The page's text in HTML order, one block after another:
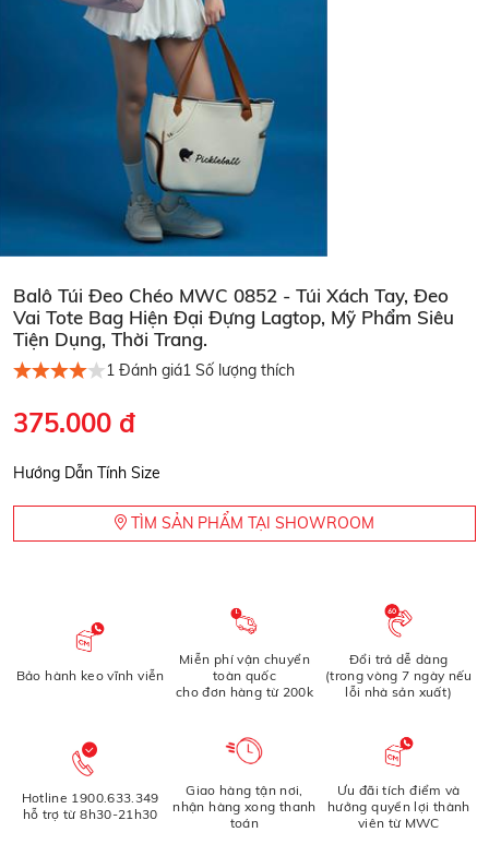
Balô Túi Đeo Chéo MWC 0852 - Túi Xách Tay, Đeo
Vai Tote Bag Hiện Đại Đựng Lagtop, Mỹ Phẩm Siêu
Tiện Dụng, Thời Trang.
1 Đánh giá1 Số lượng thích
375.000 đ
Hướng Dẫn Tính Size
TÌM SẢN PHẨM TẠI SHOWROOM
Bảo hành keo vĩnh viễn
Miễn phí vận chuyển
toàn quốc
cho đơn hàng từ 200k
Đổi trả dễ dàng
(trong vòng 7 ngày nếu
lỗi nhà sản xuất)
Hotline 1900.633.349
hỗ trợ từ 8h30-21h30
Giao hàng tận nơi,
nhận hàng xong thanh
toán
Ưu đãi tích điểm và
hưởng quyền lợi thành
viên từ MWC